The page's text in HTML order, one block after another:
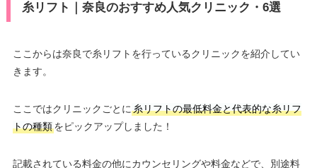
糸リフト｜奈良のおすすめ人気クリニック・6選
ここからは奈良で糸リフトを行っているクリニックを紹介してい
きます。
ここではクリニックごとに 糸リフトの最低料金と代表的な糸リフ
トの種類をピックアップしました！
記載されている料金の他にカウンセリングや料金などで、別途料